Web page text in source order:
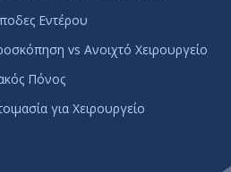
Εντέρου
vs Ανοιχτό Χειρουργείο
Πόνος
για Χειρουργείο